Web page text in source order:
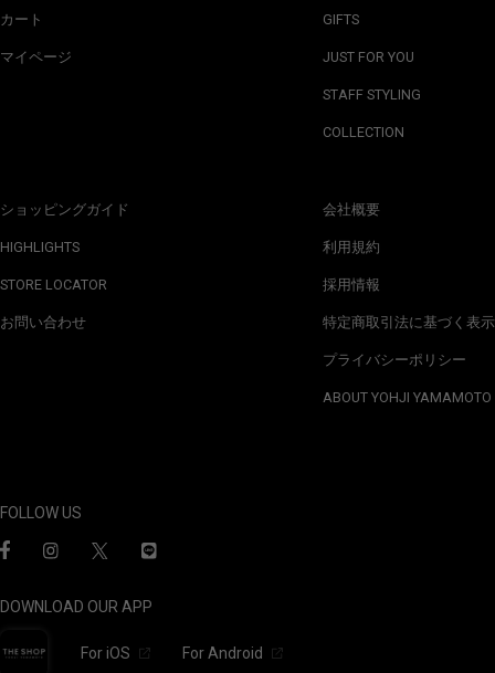
カート
マイページ
ショッピングガイド
HIGHLIGHTS
STORE LOCATOR
お問い合わせ
GIFTS
JUST FOR YOU
STAFF STYLING
COLLECTION
会社概要
利用規約
採用情報
特定商取引法に基づく表示
プライバシーポリシー
ABOUT YOHJI YAMAMOTO
FOLLOW US
DOWNLOAD OUR APP
For iOS For Android